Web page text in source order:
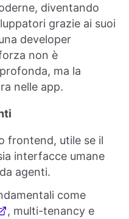
diventando
grazie ai suoi
developer
non è
ma la
nelle app.
frontend, utile se il
interfacce umane
agenti.
come
, multi-tenancy e